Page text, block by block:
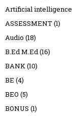
Artificial intelligence
ASSESSMENT(1)
Audio (18)
B.Ed M.Ed(16)
BANK(10)
BE (4)
BEO (5)
BONUS (1)